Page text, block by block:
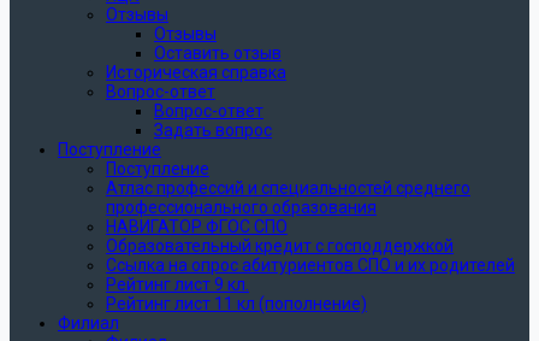
Отзывы
Отзывы
Оставить отзыв
Историческая справка
Вопрос-ответ
Вопрос-ответ
Задать вопрос
Поступление
Поступление
Атлас профессий и специальностей среднего
профессионального образования
НАВИГАТОР ФГОС СПО
Образовательный кредит с господдержкой
Ссылка на опрос абитуриентов СПО и их родителей
Рейтинг лист 9 кл.
Рейтинг лист 11 кл (пополнение)
Филиал